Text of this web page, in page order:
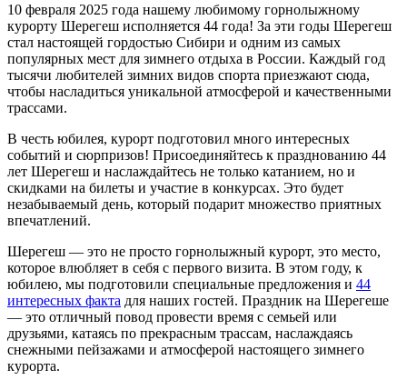
10 февраля 2025 года нашему любимому горнолыжному
курорту Шерегеш исполняется 44 года! За эти годы Шерегеш
стал настоящей гордостью Сибири и одним из самых
популярных мест для зимнего отдыха в России. Каждый год
тысячи любителей зимних видов спорта приезжают сюда,
чтобы насладиться уникальной атмосферой и качественными
трассами.
В честь юбилея, курорт подготовил много интересных
событий и сюрпризов! Присоединяйтесь к празднованию 44
лет Шерегеш и наслаждайтесь не только катанием, но и
скидками на билеты и участие в конкурсах. Это будет
незабываемый день, который подарит множество приятных
впечатлений.
Шерегеш — это не просто горнолыжный курорт, это место,
которое влюбляет в себя с первого визита. В этом году, к
юбилею, мы подготовили специальные предложения и 44
интересных факта для наших гостей. Праздник на Шерегеше
— это отличный повод провести время с семьей или
друзьями, катаясь по прекрасным трассам, наслаждаясь
снежными пейзажами и атмосферой настоящего зимнего
курорта.